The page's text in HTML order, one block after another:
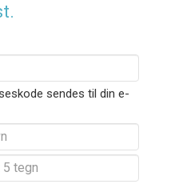
sendes til din e-